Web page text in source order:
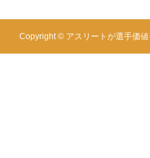
Copyright © アスリートが選手価